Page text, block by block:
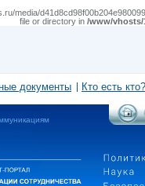
media/
file or directory in /www/vhosts/
документы Кто есть кто?